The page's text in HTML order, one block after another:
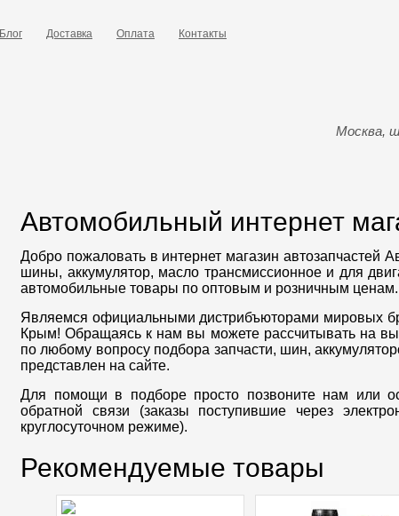
Блог Доставка Оплата Контакты
Москва,
Автомобильный интернет
Добро пожаловать в интернет магазин автозапчастей
шины, аккумулятор, масло трансмиссионное и для
автомобильные товары по оптовым и розничным ценам.
Являемся официальными дистрибъюторами мировых
Крым! Обращаясь к нам вы можете рассчитывать на
по любому вопросу подбора запчасти, шин,
представлен на сайте.
Для помощи в подборе просто позвоните нам или
обратной связи (заказы поступившие через
круглосуточном режиме).
Рекомендуемые товары